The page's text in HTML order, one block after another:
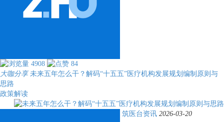
4908
84
大咖分享未来五年怎么干？解码“十五五”医疗机构发展规划编制原则与
思路
政策解读
筑医台资讯 2026-03-20